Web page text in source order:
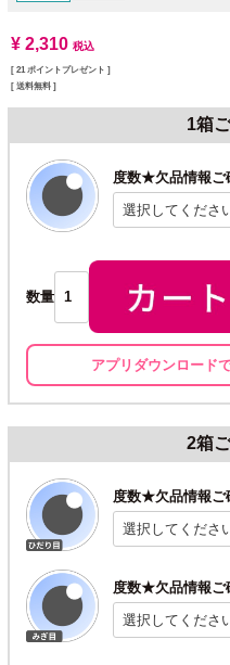
¥ 2,310 税込
[ 21 ポイントプレゼント ]
送料無料
1箱
度数★欠品情報
数量
アプリダウンロード
2箱
度数★欠品情報
度数★欠品情報